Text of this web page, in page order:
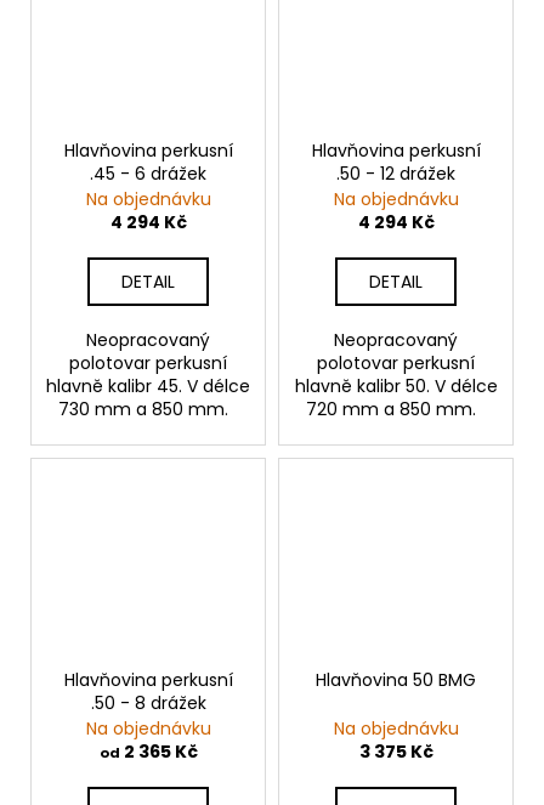
Hlavňovina perkusní
.45 - 6 drážek
Na objednávku
4 294 Kč
DETAIL
Neopracovaný
polotovar perkusní
hlavně kalibr 45. V délce
730 mm a 850 mm.
Hlavňovina perkusní
.50 - 12 drážek
Na objednávku
4 294 Kč
DETAIL
Neopracovaný
polotovar perkusní
hlavně kalibr 50. V délce
720 mm a 850 mm.
Hlavňovina perkusní
.50 - 8 drážek
Na objednávku
od 2 365 Kč
Hlavňovina 50 BMG
Na objednávku
3 375 Kč